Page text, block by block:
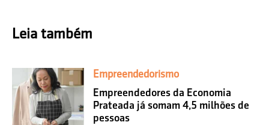
Leia também
Empreendedorismo
Empreendedores da Economia
Prateada já somam 4,5 milhões de
pessoas